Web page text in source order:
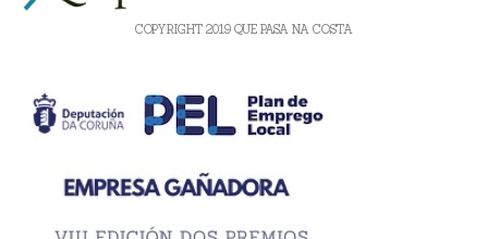
COPYRIGHT 2019 QUE PASA NA COSTA